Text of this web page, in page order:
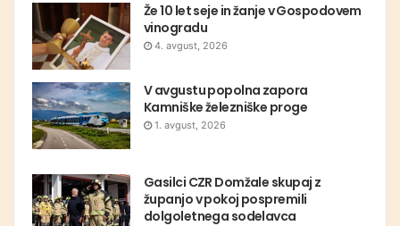
Že 10 let seje in žanje v Gospodovem
vinogradu
4. avgust, 2026
V avgustu popolna zapora
Kamniške železniške proge
1. avgust, 2026
Gasilci CZR Domžale skupaj z
županjo v pokoj pospremili
dolgoletnega sodelavca